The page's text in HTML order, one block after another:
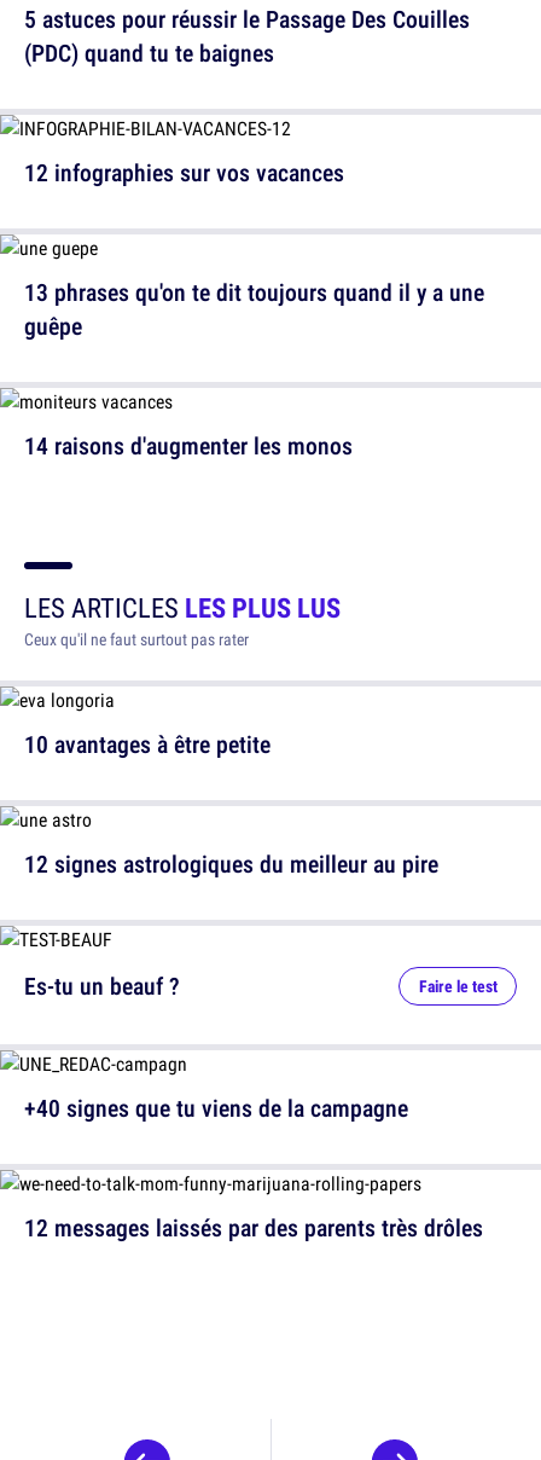
5 astuces pour réussir le Passage Des Couilles
(PDC) quand tu te baignes
13 phrases qu'on te dit toujours quand il y a une
guêpe
12 infographies sur vos vacances
14 raisons d'augmenter les monos
LES ARTICLES LES PLUS LUS
Ceux qu'il ne faut surtout pas rater
10 avantages à être petite
12 signes astrologiques du meilleur au pire
12 messages laissés par des parents très drôles
Es-tu un beauf ? Faire le test
+40 signes que tu viens de la campagne